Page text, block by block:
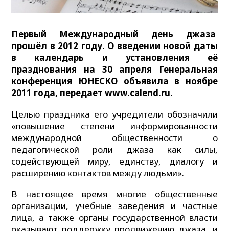
Первый Международный день джаза
прошёл в 2012 году. О введении новой даты
в календарь и установления её
празднования на 30 апреля Генеральная
конференция ЮНЕСКО объявила в ноябре
2011 года, передает www.calend.ru.
Целью праздника его учредители обозначили
«повышение степени информированности
международной общественности о
педагогической роли джаза как силы,
содействующей миру, единству, диалогу и
расширению контактов между людьми».
В настоящее время многие общественные
организации, учебные заведения и частные
лица, а также органы государственной власти